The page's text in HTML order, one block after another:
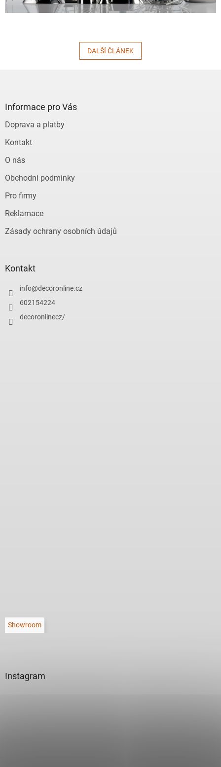
DALŠÍ ČLÁNEK
Informace pro Vás
Doprava a platby
Kontakt
O nás
Obchodní podmínky
Pro firmy
Reklamace
Zásady ochrany osobních údajů
Kontakt
info@decoronline.cz
602154224
decoronlinecz/
Showroom
Instagram